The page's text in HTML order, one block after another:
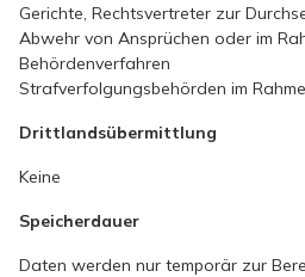
Gerichte, Rechtsvertreter zur
Abwehr von Ansprüchen oder im
Behördenverfahren
Strafverfolgungsbehörden im
Drittlandsübermittlung
Keine
Speicherdauer
Daten werden nur temporär zur